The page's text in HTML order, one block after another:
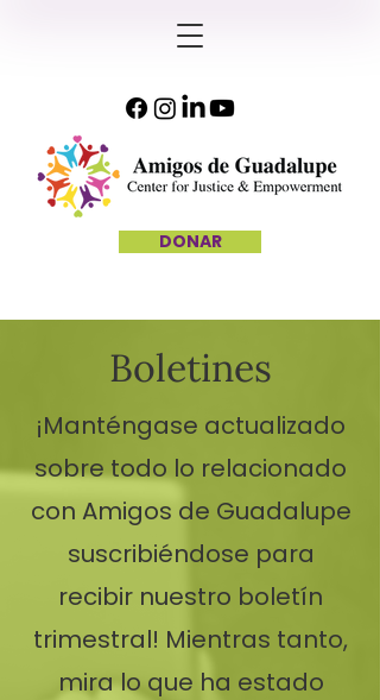
DONAR
Boletines
¡Manténgase actualizado
sobre todo lo relacionado
con Amigos de Guadalupe
suscribiéndose para
recibir nuestro boletín
trimestral! Mientras tanto,
mira lo que ha estado